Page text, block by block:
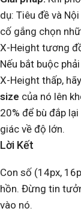
dụ: Tiêu đề và
cố gắng chọn
X-Height tương
Nếu bắt buộc
X-Height thấp,
size của nó lên
20% để bù đắp
giác về độ lớn.
Lời Kết​
Con số (14px,
hồn. Đừng tin
vào nó.